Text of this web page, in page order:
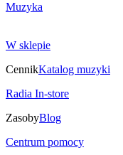
Muzyka
W sklepie
CennikKatalog muzyki
Radia In-store
ZasobyBlog
Centrum pomocy